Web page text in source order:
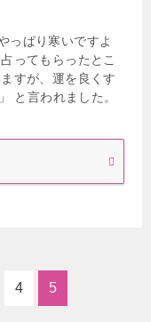
っぱり寒いですよ
ってもらったとこ
すが、運を良くす
と言われました。
4 5